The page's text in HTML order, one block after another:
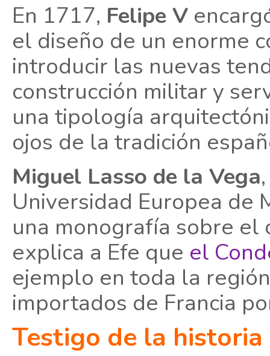
En 1717, Felipe V
el diseño de un enorme
introducir las nuevas
construcción militar y
una tipología
ojos de la tradición
Miguel Lasso de la Vega
Universidad Europea de
una monografía sobre
explica a Efe que el
ejemplo en toda la
importados de Francia
Testigo de la